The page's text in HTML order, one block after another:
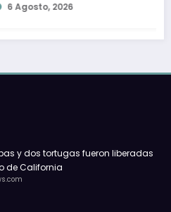
y dos tortugas fueron liberadas
de California